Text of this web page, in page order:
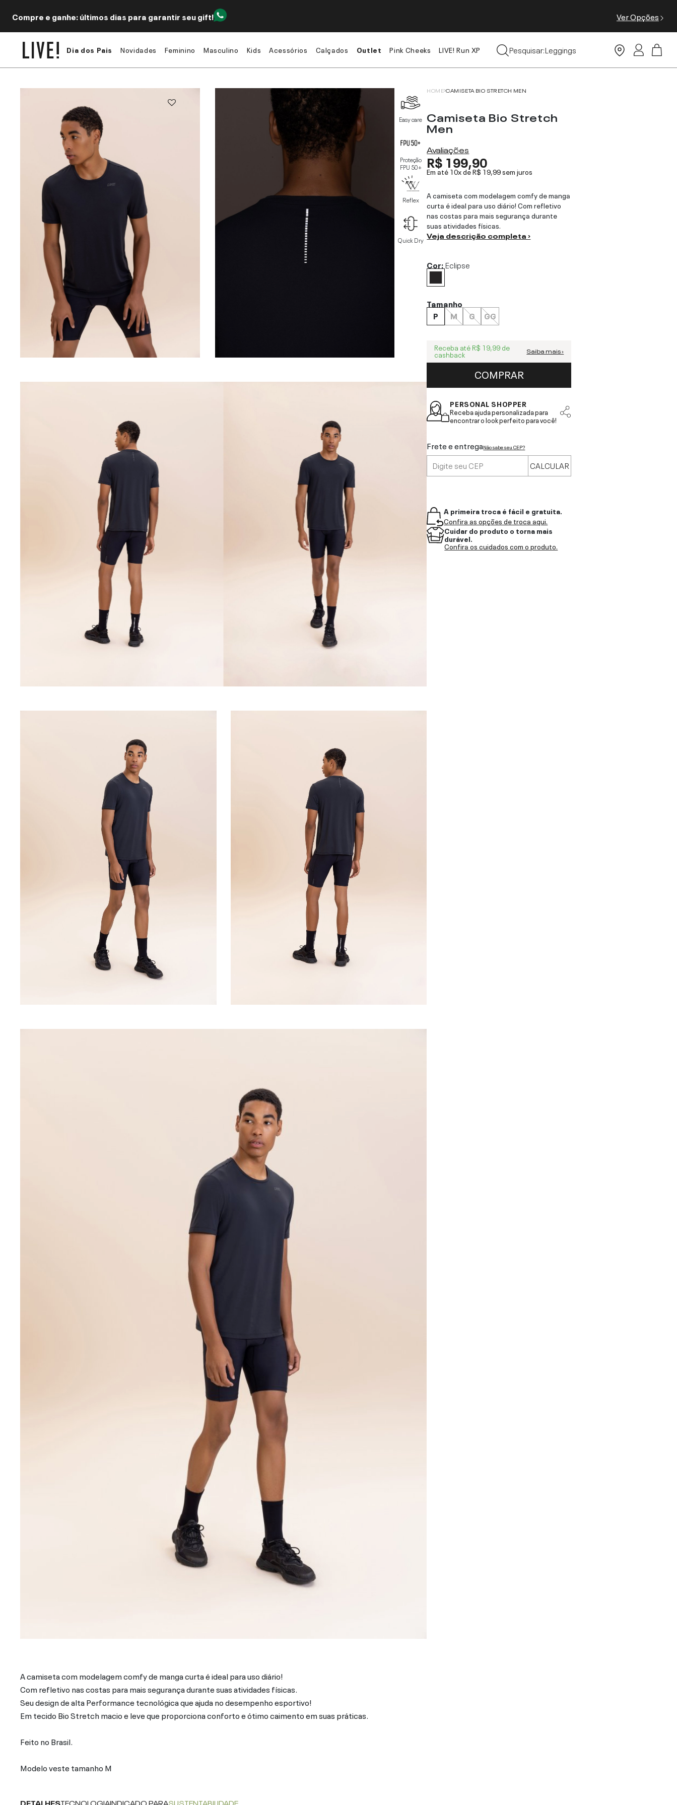
Compre e ganhe: últimos dias para garantir seu gift! Ver Opções
Dia dos Pais Novidades Feminino Masculino Kids Acessórios Calçados Outlet Pink Cheeks LIVE! Run XP
Pesquisar:
Tops
Leggings
Easy care
Proteção
FPU 50+
Reflex
Quick Dry
A camiseta com modelagem comfy de manga curta é ideal para uso diário!
Com refletivo nas costas para mais segurança durante suas atividades físicas.
Seu design de alta Performance tecnológica que ajuda no desempenho esportivo!
Em tecido Bio Stretch macio e leve que proporciona conforto e ótimo caimento em suas práticas.
Feito no Brasil.
Modelo veste tamanho M
DETALHESTECNOLOGIAINDICADO PARASUSTENTABILIDADE
HOME CAMISETA BIO STRETCH MEN
Camiseta Bio Stretch
Men
Avaliações
R$ 199,90
Em até 10x deR$ 19,99sem juros
A camiseta com modelagem comfy de manga
curta é ideal para uso diário! Com refletivo
nas costas para mais segurança durante
suas atividades físicas.
Veja descrição completa ›
Cor:Eclipse
Tamanho
P
M G GG
Receba até R$ 19,99 de
cashback Saiba mais ›
COMPRAR
PERSONAL SHOPPER
Receba ajuda personalizada para
encontrar o look perfeito para você!
Frete e entregaNão sabe seu CEP?
CALCULAR
A primeira troca é fácil e gratuita.
Confira as opções de troca aqui.
Cuidar do produto o torna mais
durável.
Confira os cuidados com o produto.